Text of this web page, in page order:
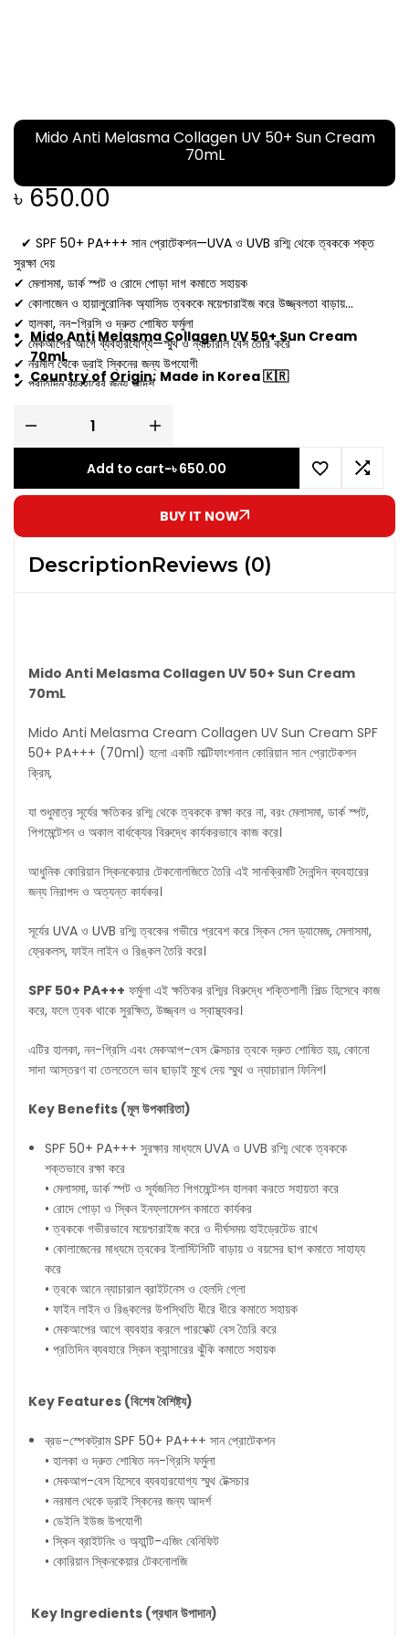
Mido Anti Melasma Collagen UV 50+ Sun Cream
70mL
৳ 650.00
সুরক্ষা দেয়
✔ মেলাসমা, ডার্ক স্পট ও রোদে পোড়া দাগ কমাতে সহায়ক
✔ কোলাজেন ও হায়ালুরোনিক অ্যাসিড ত্বককে ময়েশ্চারাইজ করে উজ্জ্বলতা বাড়ায়
✔ হালকা, নন-গ্রিসি ও দ্রুত শোষিত ফর্মুলা
✔ মেকআপের আগে ব্যবহারযোগ্য—স্মুথ ও ন্যাচারাল বেস তৈরি করে
✔ নরমাল থেকে ড্রাই স্কিনের জন্য উপযোগী
✔ প্রতিদিন ব্যবহারের জন্য আদর্শ
Mido Anti Melasma Collagen UV 50+ Sun Cream
70mL
Country of Origin: Made in Korea 🇰🇷
Add to cart-৳650.00
BUY IT NOW
DescriptionReviews (0)
Mido Anti Melasma Collagen UV 50+ Sun Cream
70mL
Mido Anti Melasma Cream Collagen UV Sun Cream SPF
50+ PA+++ (70ml) হলো একটি মাল্টিফাংশনাল কোরিয়ান সান প্রোটেকশন
ক্রিম,
যা শুধুমাত্র সূর্যের ক্ষতিকর রশ্মি থেকে ত্বককে রক্ষা করে না, বরং মেলাসমা, ডার্ক স্পট,
পিগমেন্টেশন ও অকাল বার্ধক্যের বিরুদ্ধে কার্যকরভাবে কাজ করে।
আধুনিক কোরিয়ান স্কিনকেয়ার টেকনোলজিতে তৈরি এই সানক্রিমটি দৈনন্দিন ব্যবহারের
জন্য নিরাপদ ও অত্যন্ত কার্যকর।
সূর্যের UVA ও UVB রশ্মি ত্বকের গভীরে প্রবেশ করে স্কিন সেল ড্যামেজ, মেলাসমা,
ফ্রেকলস, ফাইন লাইন ও রিঙ্কল তৈরি করে।
SPF 50+ PA+++ ফর্মুলা এই ক্ষতিকর রশ্মির বিরুদ্ধে শক্তিশালী শিল্ড হিসেবে কাজ
করে, ফলে ত্বক থাকে সুরক্ষিত, উজ্জ্বল ও স্বাস্থ্যকর।
এটির হালকা, নন-গ্রিসি এবং মেকআপ-বেস টেক্সচার ত্বকে দ্রুত শোষিত হয়, কোনো
সাদা আস্তরণ বা তেলতেলে ভাব ছাড়াই মুখে দেয় স্মুথ ও ন্যাচারাল ফিনিশ।
Key Benefits (মূল উপকারিতা)
SPF 50+ PA+++ সুরক্ষার মাধ্যমে UVA ও UVB রশ্মি থেকে ত্বককে
শক্তভাবে রক্ষা করে
• মেলাসমা, ডার্ক স্পট ও সূর্যজনিত পিগমেন্টেশন হালকা করতে সহায়তা করে
• রোদে পোড়া ও স্কিন ইনফ্লামেশন কমাতে কার্যকর
• ত্বককে গভীরভাবে ময়েশ্চারাইজ করে ও দীর্ঘসময় হাইড্রেটেড রাখে
• কোলাজেনের মাধ্যমে ত্বকের ইলাস্টিসিটি বাড়ায় ও বয়সের ছাপ কমাতে সাহায্য
করে
• ত্বকে আনে ন্যাচারাল ব্রাইটনেস ও হেলদি গ্লো
• ফাইন লাইন ও রিঙ্কলের উপস্থিতি ধীরে ধীরে কমাতে সহায়ক
• মেকআপের আগে ব্যবহার করলে পারফেক্ট বেস তৈরি করে
• প্রতিদিন ব্যবহারে স্কিন ক্যান্সারের ঝুঁকি কমাতে সহায়ক
Key Features (বিশেষ বৈশিষ্ট্য)
ব্রড-স্পেকট্রাম SPF 50+ PA+++ সান প্রোটেকশন
• হালকা ও দ্রুত শোষিত নন-গ্রিসি ফর্মুলা
• মেকআপ-বেস হিসেবে ব্যবহারযোগ্য স্মুথ টেক্সচার
• নরমাল থেকে ড্রাই স্কিনের জন্য আদর্শ
• ডেইলি ইউজ উপযোগী
• স্কিন ব্রাইটনিং ও অ্যান্টি-এজিং বেনিফিট
• কোরিয়ান স্কিনকেয়ার টেকনোলজি
Key Ingredients (প্রধান উপাদান)